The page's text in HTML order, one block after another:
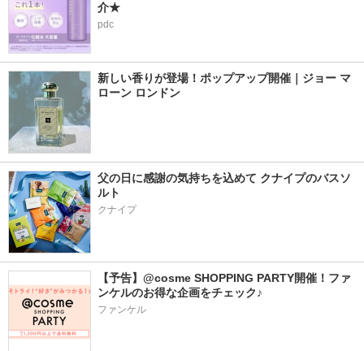
介★
pdc
新しい香りが登場！ポップアップ開催｜ジョー マ
ローン ロンドン
父の日に感謝の気持ちを込めて クナイプのバスソ
ルト
クナイプ
【予告】@cosme SHOPPING PARTY開催！ファ
ンケルのお得な企画をチェック♪
ファンケル